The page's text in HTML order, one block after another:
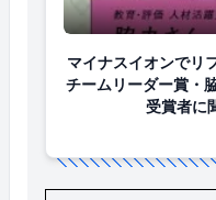
マイナスイオン
マイナスイオンでリ
チームリーダー賞・
受賞者に